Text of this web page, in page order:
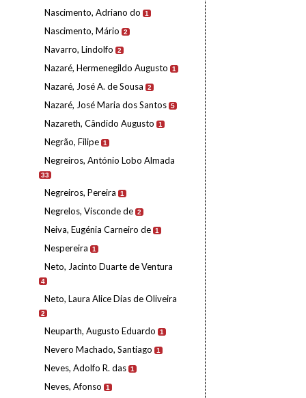
Nascimento, Adriano do 1
Nascimento, Mário 2
Navarro, Lindolfo 2
Nazaré, Hermenegildo Augusto 1
Nazaré, José A. de Sousa 2
Nazaré, José Maria dos Santos 5
Nazareth, Cândido Augusto 1
Negrão, Filipe 1
Negreiros, António Lobo Almada
33
Negreiros, Pereira 1
Negrelos, Visconde de 2
Neiva, Eugénia Carneiro de 1
Nespereira 1
Neto, Jacinto Duarte de Ventura
4
Neto, Laura Alice Dias de Oliveira
2
Neuparth, Augusto Eduardo 1
Nevero Machado, Santiago 1
Neves, Adolfo R. das 1
Neves, Afonso 1